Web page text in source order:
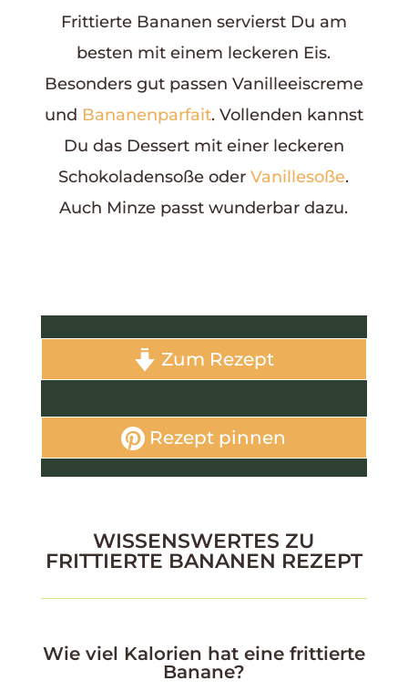
Frittierte Bananen servierst Du am
besten mit einem leckeren Eis.
Besonders gut passen Vanilleeiscreme
und Bananenparfait. Vollenden kannst
Du das Dessert mit einer leckeren
Schokoladensoße oderVanillesoße.
Auch Minze passt wunderbar dazu.
Zum Rezept
Rezept pinnen
WISSENSWERTES ZU
FRITTIERTE BANANEN REZEPT
Wie viel Kalorien hat eine frittierte
Banane?